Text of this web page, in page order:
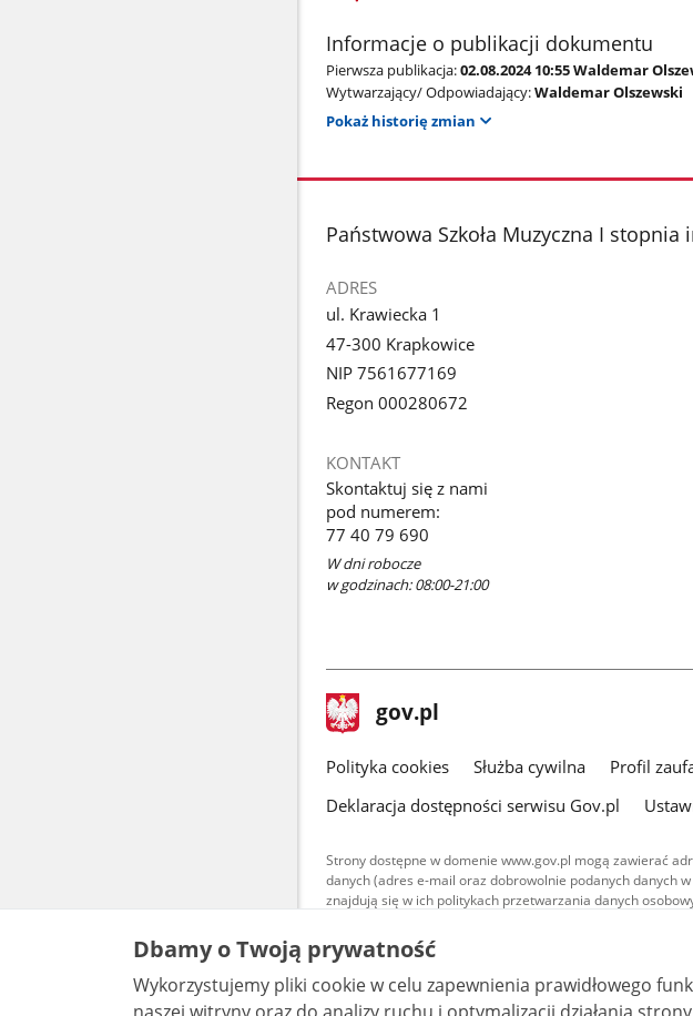
Informacje o publikacji dokumentu
Pierwsza publikacja:02.08.2024 10:55 Waldemar
Wytwarzający/ Odpowiadający:Waldemar Olszewski
Pokaż historię zmian
stopka
Państwowa Szkoła Muzyczna I
ADRES
ul. Krawiecka 1
47-300 Krapkowice
NIP 7561677169
Regon 000280672
KONTAKT
Skontaktuj się z nami
pod numerem:
77 40 79 690
W dni robocze
w godzinach: 08:00-21:00
stopka
gov.pl Strona
gov.pl
gov.pl
Polityka cookies Służba cywilna Profil
Deklaracja dostępności serwisu Gov.pl
Strony dostępne w domenie www.gov.pl mogą zawierać
danych (adres e-mail oraz dobrowolnie podanych danych
znajdują się w ich politykach przetwarzania danych
Treści tekstowe publikowane w serwisie (z
udostępniane na licencji typu Creative
warunkach 4.0 (CC BY-SA 4.0). Materiały
są udostępniane na licencji typu Creative
bez utworów zależnych 4.0 (CC BY-NC-ND
Dbamy o Twoją prywatność
Wykorzystujemy pliki cookie w celu zapewnienia prawidłowego